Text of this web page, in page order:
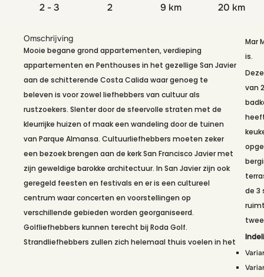
2 - 3 2 9 km 20 km
Omschrijving
Mooie begane grond appartementen, verdieping
appartementen en Penthouses in het gezellige San Javier
aan de schitterende Costa Calida waar genoeg te
beleven is voor zowel liefhebbers van cultuur als
rustzoekers. Slenter door de sfeervolle straten met de
kleurrijke huizen of maak een wandeling door de tuinen
van Parque Almansa. Cultuurliefhebbers moeten zeker
een bezoek brengen aan de kerk San Francisco Javier met
zijn geweldige barokke architectuur. In San Javier zijn ook
geregeld feesten en festivals en er is een cultureel
centrum waar concerten en voorstellingen op
verschillende gebieden worden georganiseerd.
Golfliefhebbers kunnen terecht bij Roda Golf.
Strandliefhebbers zullen zich helemaal thuis voelen in het
Mar
is.
van
de 3